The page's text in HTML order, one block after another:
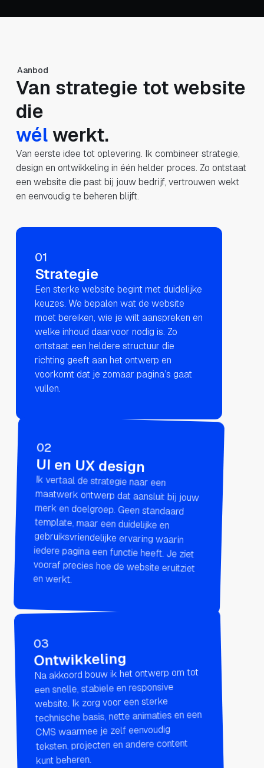
Aanbod
Van strategie tot website
die
échtwerkt.
Van eerste idee tot oplevering. Ik combineer strategie,
design en ontwikkeling in één helder proces. Zo ontstaat
een website die past bij jouw bedrijf, vertrouwen wekt
en eenvoudig te beheren blijft.
01
Strategie
Een sterke website begint met duidelijke
keuzes. We bepalen wat de website
moet bereiken, wie je wilt aanspreken en
welke inhoud daarvoor nodig is. Zo
ontstaat een heldere structuur die
richting geeft aan het ontwerp en
voorkomt dat je zomaar pagina’s gaat
vullen.
02
UI en UX design
Ik vertaal de strategie naar een
maatwerk ontwerp dat aansluit bij jouw
merk en doelgroep. Geen standaard
template, maar een duidelijke en
gebruiksvriendelijke ervaring waarin
iedere pagina een functie heeft. Je ziet
vooraf precies hoe de website eruitziet
en werkt.
03
Ontwikkeling
Na akkoord bouw ik het ontwerp om tot
een snelle, stabiele en responsive
website. Ik zorg voor een sterke
technische basis, nette animaties en een
CMS waarmee je zelf eenvoudig
teksten, projecten en andere content
kunt beheren.